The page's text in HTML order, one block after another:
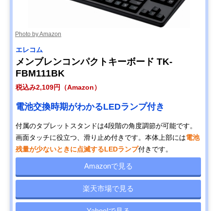
Photo by Amazon
エレコム
メンブレンコンパクトキーボード TK-
FBM111BK
税込み2,109円（Amazon）
電池交換時期がわかるLEDランプ付き
付属のタブレットスタンドは4段階の角度調節が可能です。
画面タッチに役立つ、滑り止め付きです。本体上部には電池
残量が少ないときに点滅するLEDランプ付きです。
Amazonで見る
楽天市場で見る